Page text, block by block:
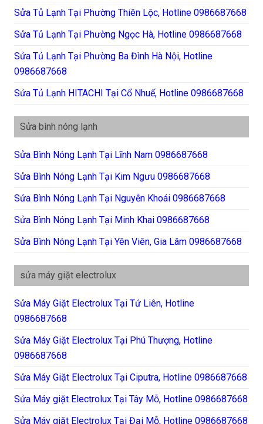
Sửa Tủ Lạnh Tại Phường Thiên Lộc, Hotline 0986687668
Sửa Tủ Lạnh Tại Phường Ngọc Hà, Hotline 0986687668
Sửa Tủ Lạnh Tại Phường Ba Đình Hà Nội, Hotline
0986687668
Sửa Tủ Lạnh HITACHI Tại Cổ Nhuế, Hotline 0986687668
Sửa bình nóng lạnh
Sửa Bình Nóng Lạnh Tại Lĩnh Nam 0986687668
Sửa Bình Nóng Lạnh Tại Kim Ngưu 0986687668
Sửa Bình Nóng Lạnh Tại Nguyễn Khoái 0986687668
Sửa Bình Nóng Lạnh Tại Minh Khai 0986687668
Sửa Bình Nóng Lạnh Tại Yên Viên, Gia Lâm 0986687668
sửa máy giặt electrolux
Sửa Máy Giặt Electrolux Tại Tứ Liên, Hotline
0986687668
Sửa Máy Giặt Electrolux Tại Phú Thượng, Hotline
0986687668
Sửa Máy Giặt Electrolux Tại Ciputra, Hotline 0986687668
Sửa Máy giặt Electrolux Tại Tây Mỗ, Hotline 0986687668
Sửa Máy giặt Electrolux Tại Đại Mỗ, Hotline 0986687668